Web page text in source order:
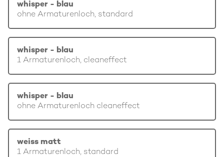
whisper - blau
ohne Armaturenloch, standard
whisper - blau
1 Armaturenloch, cleaneffect
whisper - blau
ohne Armaturenloch cleaneffect
weiss matt
1 Armaturenloch, standard